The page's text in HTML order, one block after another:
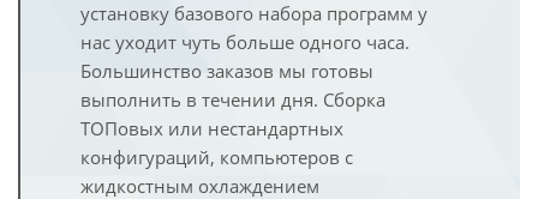
установку базового набора программ у
нас уходит чуть больше одного часа.
Большинство заказов мы готовы
выполнить в течении дня. Сборка
ТОПовых или нестандартных
конфигураций, компьютеров с
жидкостным охлаждением